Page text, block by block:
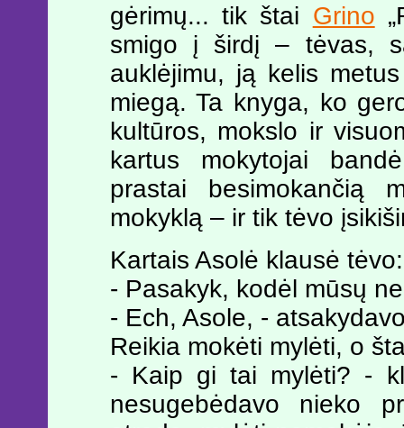
gėrimų... tik štai Grino
smigo į širdį – tėvas,
auklėjimu, ją kelis
miegą. Ta knyga, ko
kultūros, mokslo ir
kartus mokytojai
prastai besimokančią
mokyklą – ir tik tėvo
Kartais Asolė klausė tėvo:
- Pasakyk, kodėl mūsų
- Ech, Asole, -
Reikia mokėti mylėti, o
- Kaip gi tai mylėti? -
nesugebėdavo nieko